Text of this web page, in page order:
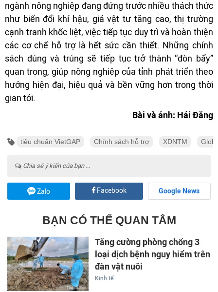
ngành nông nghiệp đang đứng trước nhiều thách thức
như biến đổi khí hậu, giá vật tư tăng cao, thị trường
cạnh tranh khốc liệt, việc tiếp tục duy trì và hoàn thiện
các cơ chế hỗ trợ là hết sức cần thiết. Những chính
sách đúng và trúng sẽ tiếp tục trở thành “đòn bẩy”
quan trọng, giúp nông nghiệp của tỉnh phát triển theo
hướng hiện đại, hiệu quả và bền vững hơn trong thời
gian tới.
Bài và ảnh: Hải Đăng
tiêu chuẩn VietGAP Chính sách hỗ trợ XDNTM
Chia sẻ ý kiến của bạn ...
Zalo Facebook Google News
BẠN CÓ THỂ QUAN TÂM
Tăng cường phòng chống 3
loại dịch bệnh nguy hiểm trên
đàn vật nuôi
Kinh tế